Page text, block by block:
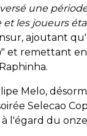
une
et les joueurs
ajoutant
" et remettant en
Melo,
Selecao
à l'égard du